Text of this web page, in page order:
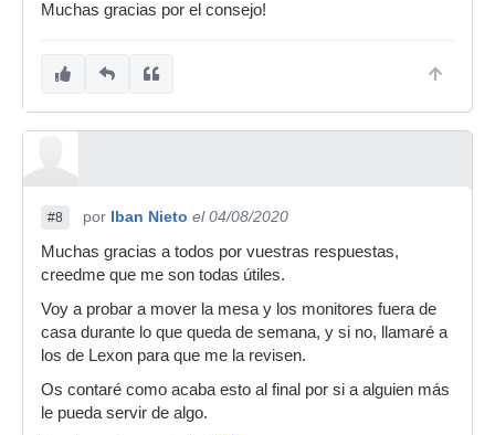
Muchas gracias por el consejo!
#8 por Iban Nieto el 04/08/2020
Muchas gracias a todos por vuestras respuestas,
creedme que me son todas útiles.
Voy a probar a mover la mesa y los monitores fuera de
casa durante lo que queda de semana, y si no, llamaré a
los de Lexon para que me la revisen.
Os contaré como acaba esto al final por si a alguien más
le pueda servir de algo.